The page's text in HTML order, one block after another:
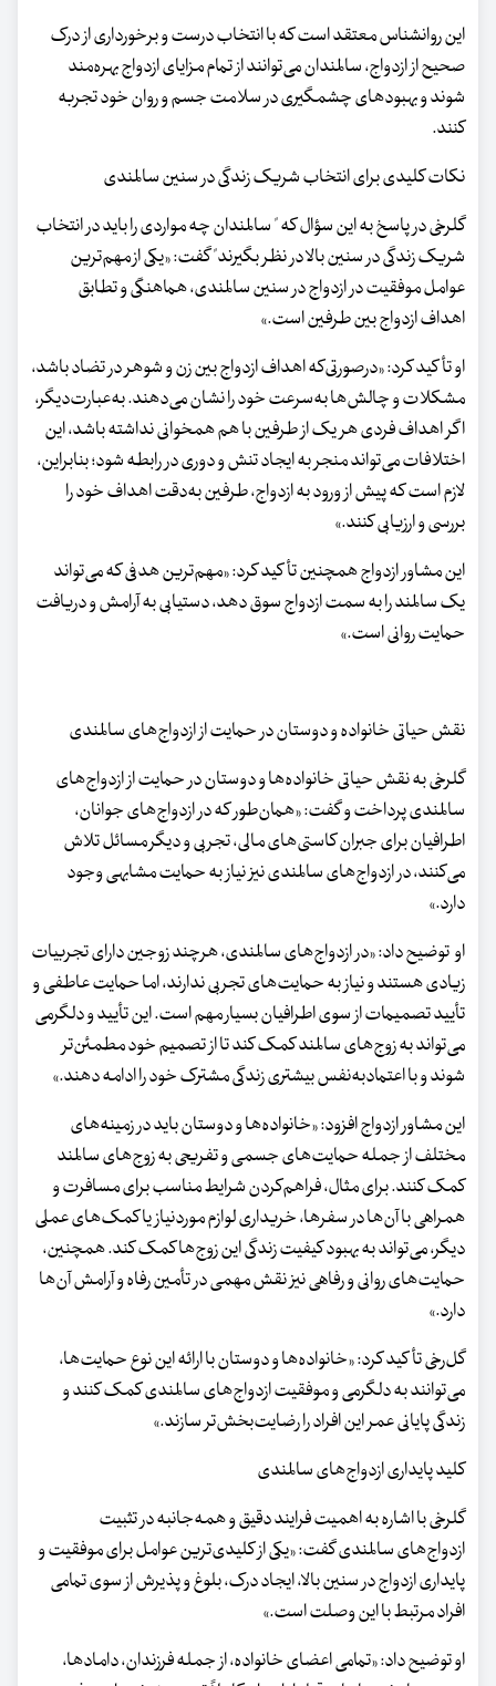
این روانشناس معتقد است که با انتخاب درست و برخورداری از درک
صحیح از ازدواج، سالمندان می‌توانند از تمام مزایای ازدواج بهره‌مند
شوند و بهبودهای چشمگیری در سلامت جسم و روان خود تجربه
کنند.
نکات کلیدی برای انتخاب شریک زندگی در سنین سالمندی
گلرخی در پاسخ به این سؤال که " سالمندان چه مواردی را باید در انتخاب
شریک زندگی در سنین بالا در نظر بگیرند" گفت: «یکی از مهم‌ترین
عوامل موفقیت در ازدواج در سنین سالمندی، هماهنگی و تطابق
اهداف ازدواج بین طرفین است.»
او تأکید کرد: «درصورتی‌که اهداف ازدواج بین زن و شوهر در تضاد باشد،
مشکلات و چالش‌ها به‌سرعت خود را نشان می‌دهند. به‌عبارت‌دیگر،
اگر اهداف فردی هر یک از طرفین با هم همخوانی نداشته باشد، این
اختلافات می‌تواند منجر به ایجاد تنش و دوری در رابطه شود؛ بنابراین،
لازم است که پیش از ورود به ازدواج، طرفین به‌دقت اهداف خود را
بررسی و ارزیابی کنند.»
این مشاور ازدواج همچنین تأکید کرد: «مهم‌ترین هدفی که می‌تواند
یک سالمند را به سمت ازدواج سوق دهد، دستیابی به آرامش و دریافت
حمایت روانی است.»
نقش حیاتی خانواده و دوستان در حمایت از ازدواج‌های سالمندی
گلرخی به نقش حیاتی خانواده‌ها و دوستان در حمایت از ازدواج‌های
سالمندی پرداخت و گفت: «همان‌طور که در ازدواج‌های جوانان،
اطرافیان برای جبران کاستی‌های مالی، تجربی و دیگر مسائل تلاش
می‌کنند، در ازدواج‌های سالمندی نیز نیاز به حمایت مشابهی وجود
دارد.»
او توضیح داد: «در ازدواج‌های سالمندی، هرچند زوجین دارای تجربیات
زیادی هستند و نیاز به حمایت‌های تجربی ندارند، اما حمایت عاطفی و
تأیید تصمیمات از سوی اطرافیان بسیار مهم است. این تأیید و دلگرمی
می‌تواند به زوج‌های سالمند کمک کند تا از تصمیم خود مطمئن‌تر
شوند و با اعتمادبه‌نفس بیشتری زندگی مشترک خود را ادامه دهند.»
این مشاور ازدواج افزود: «خانواده‌ها و دوستان باید در زمینه‌های
مختلف از جمله حمایت‌های جسمی و تفریحی به زوج‌های سالمند
کمک کنند. برای مثال، فراهم‌کردن شرایط مناسب برای مسافرت و
همراهی با آن‌ها در سفرها، خریداری لوازم موردنیاز یا کمک‌های عملی
دیگر، می‌تواند به بهبود کیفیت زندگی این زوج‌ها کمک کند. همچنین،
حمایت‌های روانی و رفاهی نیز نقش مهمی در تأمین رفاه و آرامش آن‌ها
دارد.»
گل‌رخی تأکید کرد: «خانواده‌ها و دوستان با ارائه این نوع حمایت‌ها،
می‌توانند به دلگرمی و موفقیت ازدواج‌های سالمندی کمک کنند و
زندگی پایانی عمر این افراد را رضایت‌بخش‌تر سازند.»
کلید پایداری ازدواج‌های سالمندی
گلرخی با اشاره به اهمیت فرایند دقیق و همه‌جانبه در تثبیت
ازدواج‌های سالمندی گفت: «یکی از کلیدی‌ترین عوامل برای موفقیت و
پایداری ازدواج در سنین بالا، ایجاد درک، بلوغ و پذیرش از سوی تمامی
افراد مرتبط با این وصلت است.»
او توضیح داد: «تمامی اعضای خانواده، از جمله فرزندان، دامادها،